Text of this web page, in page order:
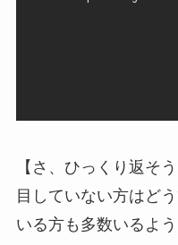
【さ、ひっくり返そ
目していない方はど
いる方も多数いるよう